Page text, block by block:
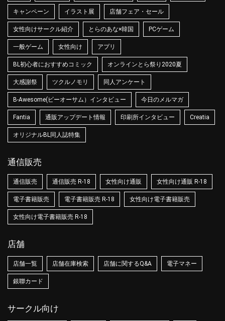
キャンペーン イラスト展 店舗フェア・セール
女性向けサークル紹介 とらのあな×韓国 PCゲーム
一般ゲーム 女性向け アプリ
BL初心者におすすめコミック オンラインとら祭り2020夏
大感謝祭 ツクルノモリ 同人アンケート
B-Awesome(ビーオーサム）インタビュー 今日のメルマガ
Fantia 通販アップデート情報 印刷所インタビュー Creatia
オリジナルBL同人誌特集
通信販売
通信販売 通信販売 R-18 女性向け通販 女性向け通販 R-18
電子書籍販売 電子書籍販売 R-18 女性向け電子書籍販売
女性向け電子書籍販売 R-18
店舗
店舗一覧 店舗在庫検索 店舗に関するQ&A 電子マネー
銀聯カード
サークル向け